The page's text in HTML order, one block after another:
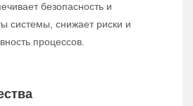
безопасность и
системы, снижает риски и
процессов.